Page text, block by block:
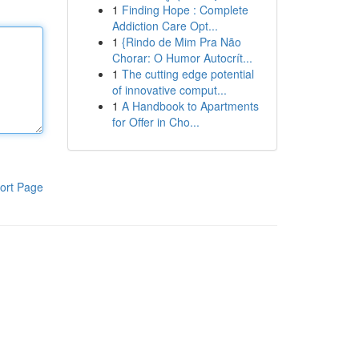
Page
1 Finding Hope : Complete
Addiction Care Opt...
1 {Rindo de Mim Pra Não
Chorar: O Humor Autocrít...
1 The cutting edge potential
of innovative comput...
1 A Handbook to Apartments
for Offer in Cho...